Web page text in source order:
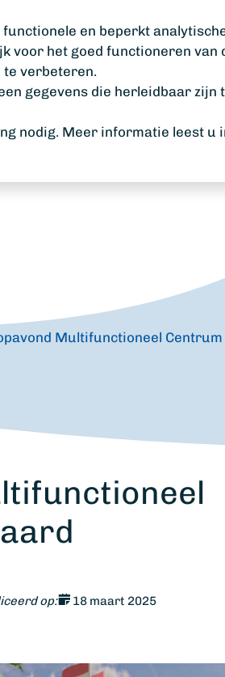
en beperkt
voor het goed functioneren van
te verbeteren.
gegevens die herleidbaar zijn
nodig. Meer informatie leest u
Multifunctioneel
op: 18 maart 2025